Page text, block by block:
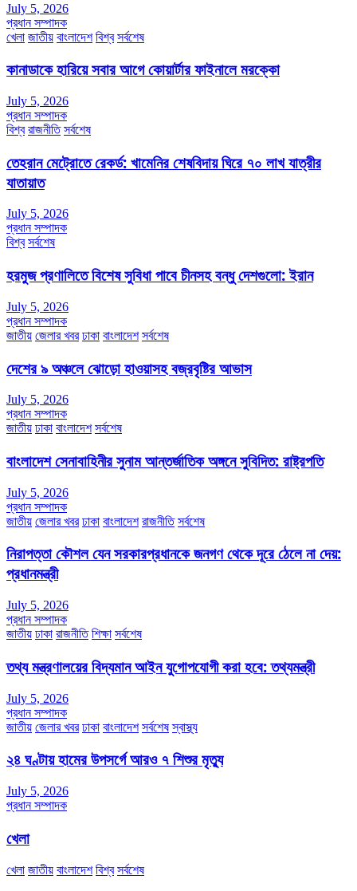
July 5, 2026
প্রধান সম্পাদক
খেলা জাতীয় বাংলাদেশ বিশ্ব সর্বশেষ
কানাডাকে হারিয়ে সবার আগে কোয়ার্টার ফাইনালে মরক্কো
July 5, 2026
প্রধান সম্পাদক
বিশ্ব রাজনীতি সর্বশেষ
তেহরান মেট্রোতে রেকর্ড: খামেনির শেষবিদায় ঘিরে ৭০ লাখ যাত্রীর
যাতায়াত
July 5, 2026
প্রধান সম্পাদক
বিশ্ব সর্বশেষ
হরমুজ প্রণালিতে বিশেষ সুবিধা পাবে চীনসহ বন্ধু দেশগুলো: ইরান
July 5, 2026
প্রধান সম্পাদক
জাতীয় জেলার খবর ঢাকা বাংলাদেশ সর্বশেষ
দেশের ৯ অঞ্চলে ঝোড়ো হাওয়াসহ বজ্রবৃষ্টির আভাস
July 5, 2026
প্রধান সম্পাদক
জাতীয় ঢাকা বাংলাদেশ সর্বশেষ
বাংলাদেশ সেনাবাহিনীর সুনাম আন্তর্জাতিক অঙ্গনে সুবিদিত: রাষ্ট্রপতি
July 5, 2026
প্রধান সম্পাদক
জাতীয় জেলার খবর ঢাকা বাংলাদেশ রাজনীতি সর্বশেষ
নিরাপত্তা কৌশল যেন সরকারপ্রধানকে জনগণ থেকে দূরে ঠেলে না দেয়:
প্রধানমন্ত্রী
July 5, 2026
প্রধান সম্পাদক
জাতীয় ঢাকা রাজনীতি শিক্ষা সর্বশেষ
তথ্য মন্ত্রণালয়ের বিদ্যমান আইন যুগোপযোগী করা হবে: তথ্যমন্ত্রী
July 5, 2026
প্রধান সম্পাদক
জাতীয় জেলার খবর ঢাকা বাংলাদেশ সর্বশেষ স্বাস্থ্য
২৪ ঘণ্টায় হামের উপসর্গে আরও ৭ শিশুর মৃত্যু
July 5, 2026
প্রধান সম্পাদক
খেলা
খেলা জাতীয় বাংলাদেশ বিশ্ব সর্বশেষ